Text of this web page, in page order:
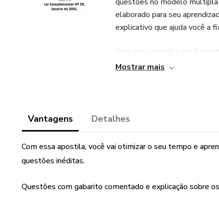
elaborado para seu
explicativo que ajuda você a
Com essa apostila, você vai
questões inéditas. Você
TJ MG. Clique no botão
Questão 338 - De acordo
Mostrar mais
Vantagens Detalhes
Com essa apostila, você vai otimizar o seu tempo e
questões inéditas.
Questões com gabarito comentado e explicação sobre